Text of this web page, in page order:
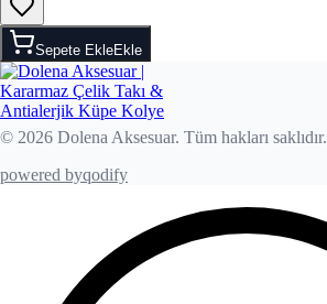
Sepete EkleEkle
© 2026 Dolena Aksesuar. Tüm hakları saklıdır.
powered byqodify